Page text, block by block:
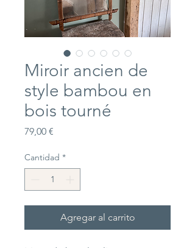
Miroir ancien de
style bambou en
bois tourné
79,00 €
Cantidad *
Agregar al carrito